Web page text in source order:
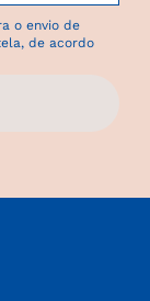
o envio de
de acordo